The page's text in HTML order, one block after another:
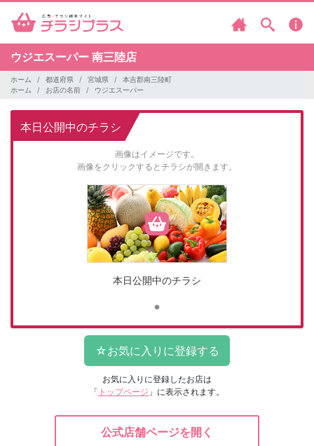
ウジエスーパー 南三陸店
ホーム 都道府県 宮城県
本吉郡南三陸町
ホーム
お店の名前 ウジエスーパー
本日公開中のチラシ
画像はイメージです。
画像をクリックするとチラシが開きます。
本日公開中のチラシ
お気に入りに登録したお店は
「 トップページ 」に表示されます。
公式店舗ページを開く